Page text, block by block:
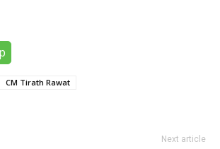
CM Tirath Rawat
Next article